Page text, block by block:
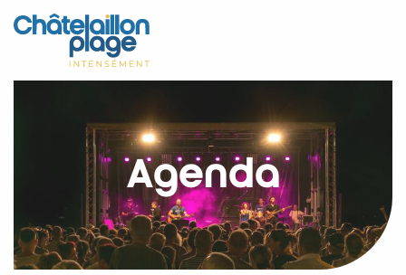
Aller
au
principal
Home – NL
Ontdek
Activiteiten
Afspraken
Uw verblijf - NL
Agenda